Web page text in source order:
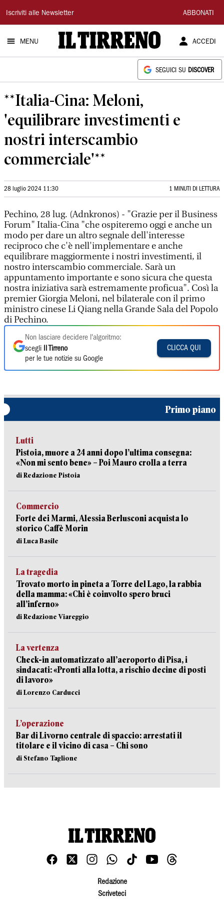
Il
Tirreno
Iscriviti alle Newsletter ABBONATI
MENU ACCEDI
SEGUICI SU DISCOVER
**Italia-Cina: Meloni,
'equilibrare investimenti e
nostri interscambio
commerciale'**
28 luglio 2024 11:30 1 MINUTI DI LETTURA
Pechino, 28 lug. (Adnkronos) - "Grazie per il Business
Forum" Italia-Cina "che ospiteremo oggi e anche un
modo per dare un altro segnale dell'interesse
reciproco che c'è nell'implementare e anche
equilibrare maggiormente i nostri investimenti, il
nostro interscambio commerciale. Sarà un
appuntamento importante e sono sicura che questa
nostra iniziativa sarà estremamente proficua". Così la
premier Giorgia Meloni, nel bilaterale con il primo
ministro cinese Li Qiang nella Grande Sala del Popolo
di Pechino.
Non lasciare decidere l'algoritmo:
scegli
Il Tirreno
per le tue notizie su Google
CLICCA QUI
Primo piano
Lutti
Pistoia, muore a 24 anni dopo l’ultima consegna:
«Non mi sento bene» – Poi Mauro crolla a terra
di Redazione Pistoia
Commercio
Forte dei Marmi, Alessia Berlusconi acquista lo
storico Caffè Morin
di Luca Basile
La tragedia
Trovato morto in pineta a Torre del Lago, la rabbia
della mamma: «Chi è coinvolto spero bruci
all’inferno»
di Redazione Viareggio
La vertenza
Check-in automatizzato all’aeroporto di Pisa, i
sindacati: «Pronti alla lotta, a rischio decine di posti
di lavoro»
di Lorenzo Carducci
L’operazione
Bar di Livorno centrale di spaccio: arrestati il
titolare e il vicino di casa – Chi sono
di Stefano Taglione
Redazione
Scriveteci